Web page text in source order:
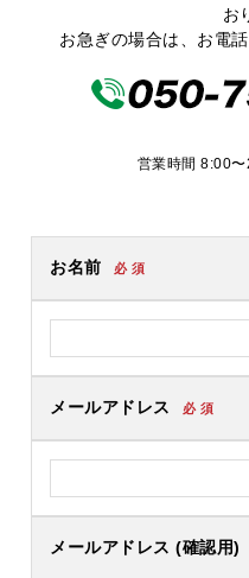
お
お急ぎの場合は、お電
営業時間 8:00〜
お名前 必 須
メールアドレス 必 須
メールアドレス (確認用)